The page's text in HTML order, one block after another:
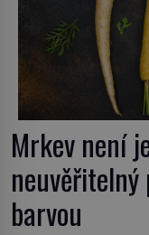
Mrkev není
barvou